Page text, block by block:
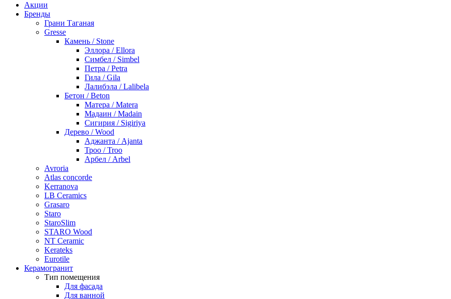
Акции
Бренды
Грани Таганая
Gresse
Камень / Stone
Эллора / Ellora
Симбел / Simbel
Петра / Petra
Гила / Gila
Лалибэла / Lalibela
Бетон / Beton
Матера / Matera
Мадаин / Madain
Сигирия / Sigiriya
Дерево / Wood
Аджанта / Ajanta
Троо / Troo
Арбел / Arbel
Avroria
Atlas concorde
Kerranova
LB Ceramics
Grasaro
Staro
StaroSlim
STARO Wood
NT Ceramic
Kerateks
Eurotile
Керамогранит
Тип помещения
Для фасада
Для ванной